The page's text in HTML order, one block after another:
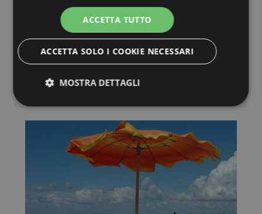
Romagnoli autentici, curiamo il nostro hotel e i
nostri ospiti dal 1981
chi
ACCETTA TUTTO
ACCETTA SOLO I COOKIE NECESSARI
MOSTRA DETTAGLI
Strettamente necessari
Performance
Targeting
Funzionalità
I cookie strettamente necessari consentono le
funzionalità principali del sito web come l'accesso
dell'utente e la gestione dell'account. Il sito web non
può essere utilizzato correttamente senza i cookie
strettamente necessari.